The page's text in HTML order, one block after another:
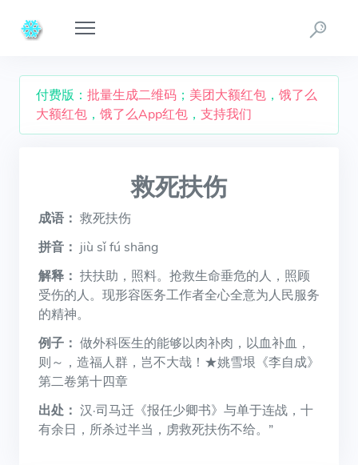
付费版： 批量生成二维码 ； 美团大额红包 ， 饿了么
大额红包 ， 饿了么App红包 ， 支持我们
救死扶伤
成语： 救死扶伤
拼音： jiù sǐ fú shāng
解释： 扶扶助，照料。抢救生命垂危的人，照顾
受伤的人。现形容医务工作者全心全意为人民服务
的精神。
例子： 做外科医生的能够以肉补肉，以血补血，
则～，造福人群，岂不大哉！★姚雪垠《李自成》
第二卷第十四章
出处： 汉·司马迁《报任少卿书》与单于连战，十
有余日，所杀过半当，虏救死扶伤不给。”